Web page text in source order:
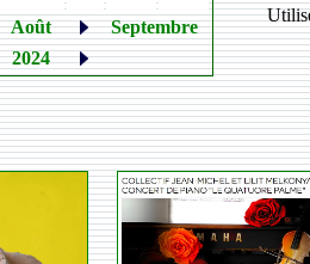
Août
Septembre
2024